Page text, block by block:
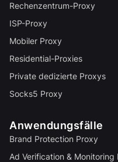
Rechenzentrum-Proxy
ISP-Proxy
Mobiler Proxy
Residential-Proxies
Private dedizierte Proxys
Socks5 Proxy
Anwendungsfälle
Brand Protection Proxy
Ad Verification & Monitoring